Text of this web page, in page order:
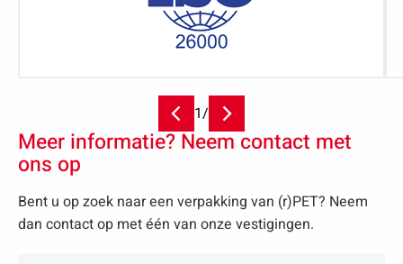
1/
Meer informatie? Neem contact met
ons op
Bent u op zoek naar een verpakking van (r)PET? Neem
dan contact op met één van onze vestigingen.